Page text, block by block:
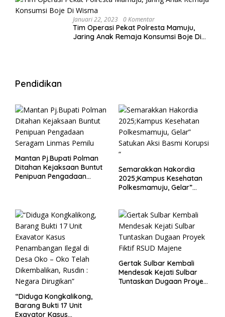
Januari 22, 2023 0 Komentar
Tim Operasi Pekat Polresta Mamuju,
Jaring Anak Remaja Konsumsi Boje Di
Pendidikan
Mantan Pj.Bupati Polman
Ditahan Kejaksaan Buntut
Penipuan Pengadaan
Semarakkan Hakordia
2025;Kampus Kesehatan
Polkesmamuju, Gelar”
“Diduga Kongkalikong,
Barang Bukti 17 Unit
Exavator Kasus
Gertak Sulbar Kembali
Mendesak Kejati Sulbar
Tuntaskan Dugaan Proyek